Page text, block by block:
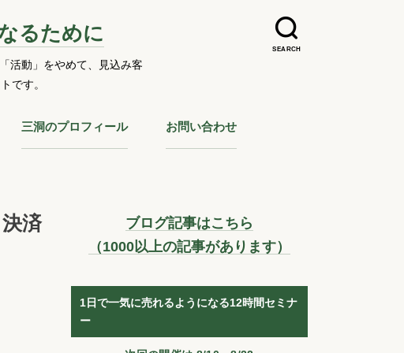
SEARCH
るために
活動」をやめて、見込み客
です。
三洞のプロフィール お問い合わせ
済
ブログ記事はこちら
（1000以上の記事があります）
1日で一気に売れるようになる12時間セミナ
ー